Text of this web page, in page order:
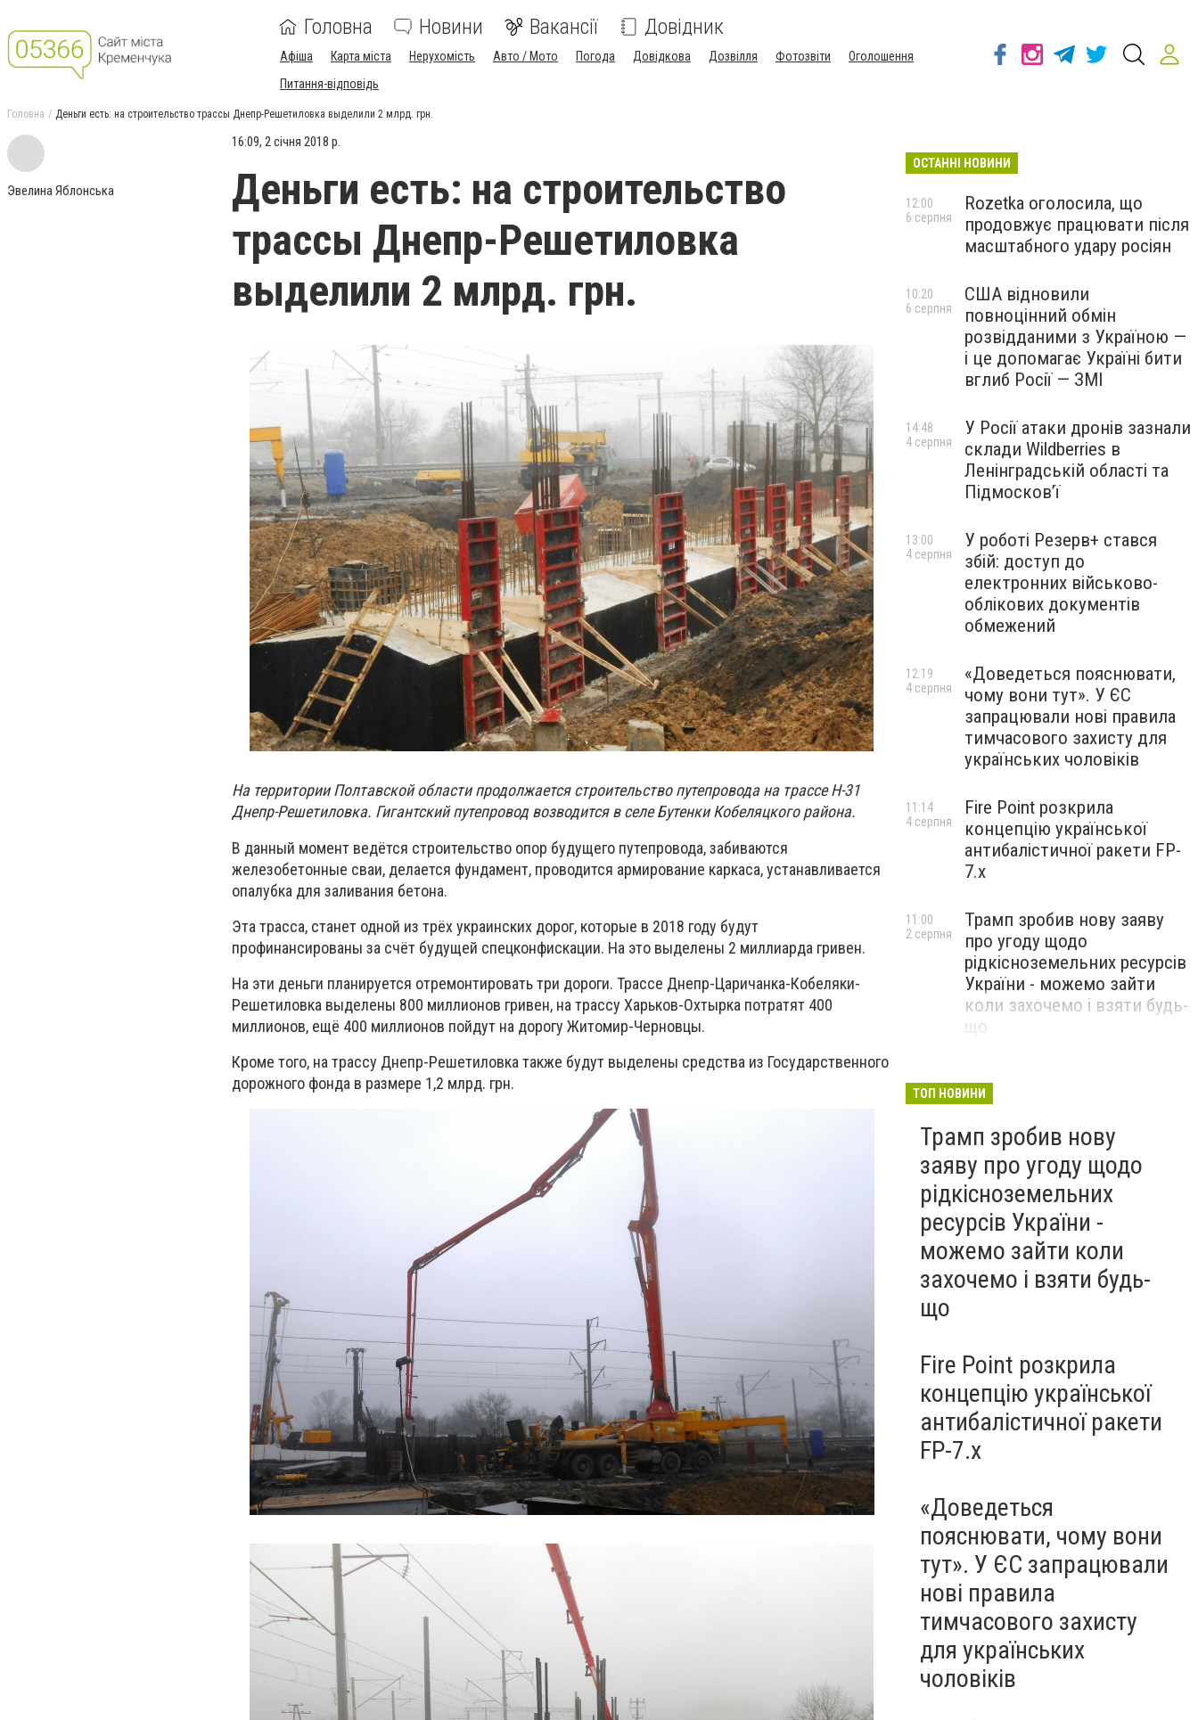
Головна Новини Вакансії Довідник
Афіша Карта міста Нерухомість Авто / Мото Погода Довідкова Дозвілля Фотозвіти
Оголошення
Питання-відповідь
Головна Деньги есть: на строительство трассы Днепр-Решетиловка выделили 2 млрд. грн.
Эвелина Яблонська
16:09, 2 січня 2018 р.
Деньги есть: на строительство
трассы Днепр-Решетиловка
выделили 2 млрд. грн.
На территории Полтавской области продолжается строительство путепровода на трассе Н-31
Днепр-Решетиловка. Гигантский путепровод возводится в селе Бутенки Кобеляцкого района.
В данный момент ведётся строительство опор будущего путепровода, забиваются
железобетонные сваи, делается фундамент, проводится армирование каркаса, устанавливается
опалубка для заливания бетона.
Эта трасса, станет одной из трёх украинских дорог, которые в 2018 году будут
профинансированы за счёт будущей спецконфискации. На это выделены 2 миллиарда гривен.
На эти деньги планируется отремонтировать три дороги. Трассе Днепр-Царичанка-Кобеляки-
Решетиловка выделены 800 миллионов гривен, на трассу Харьков-Охтырка потратят 400
миллионов, ещё 400 миллионов пойдут на дорогу Житомир-Черновцы.
Кроме того, на трассу Днепр-Решетиловка также будут выделены средства из Государственного
дорожного фонда в размере 1,2 млрд. грн.
ОСТАННІ НОВИНИ
Rozetka оголосила, що
продовжує працювати після
масштабного удару росіян
12:00
6 серпня
США відновили
повноцінний обмін
розвідданими з Україною —
і це допомагає Україні бити
вглиб Росії — ЗМІ
10:20
6 серпня
У Росії атаки дронів зазнали
склади Wildberries в
Ленінградській області та
Підмосков’ї
14:48
4 серпня
У роботі Резерв+ стався
збій: доступ до
електронних військово-
облікових документів
обмежений
13:00
4 серпня
«Доведеться пояснювати,
чому вони тут». У ЄС
запрацювали нові правила
тимчасового захисту для
українських чоловіків
12:19
4 серпня
Fire Point розкрила
концепцію української
антибалістичної ракети FP-
7.x
11:14
4 серпня
Трамп зробив нову заяву
про угоду щодо
рідкісноземельних ресурсів
України - можемо зайти
коли захочемо і взяти будь-
що
11:00
2 серпня
призов”: ДБР проводить
ТЦК по всій Україні
31 липня
ТОП НОВИНИ
Трамп зробив нову
заяву про угоду щодо
рідкісноземельних
ресурсів України -
можемо зайти коли
захочемо і взяти будь-
що
Fire Point розкрила
концепцію української
антибалістичної ракети
FP-7.x
«Доведеться
пояснювати, чому вони
тут». У ЄС запрацювали
нові правила
тимчасового захисту
для українських
чоловіків